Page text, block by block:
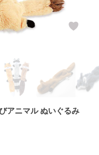
アニマル ぬいぐるみ